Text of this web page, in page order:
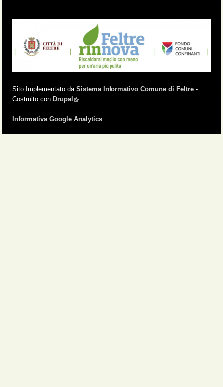
Sito Implementato da Sistema Informativo Comune di Feltre -
Costruito con Drupal (link is external)
Informativa Google Analytics